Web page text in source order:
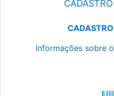
Informações sobre